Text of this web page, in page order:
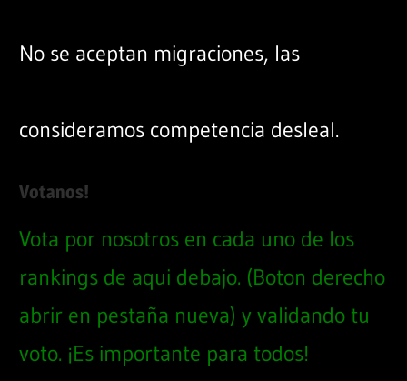
No se aceptan migraciones, las
consideramos competencia desleal.
Votanos!
Vota por nosotros en cada uno de los
rankings de aqui debajo. (Boton derecho
abrir en pestaña nueva) y validando tu
voto. ¡Es importante para todos!